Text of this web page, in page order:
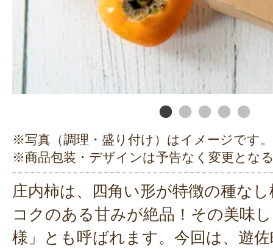
※写真（調理・盛り付け）はイメージです。
※商品包装・デザインは予告なく変更とな
庄内柿は、四角い形が特徴の種な
コクのある甘みが絶品！その美味
様」とも呼ばれます。今回は、遊